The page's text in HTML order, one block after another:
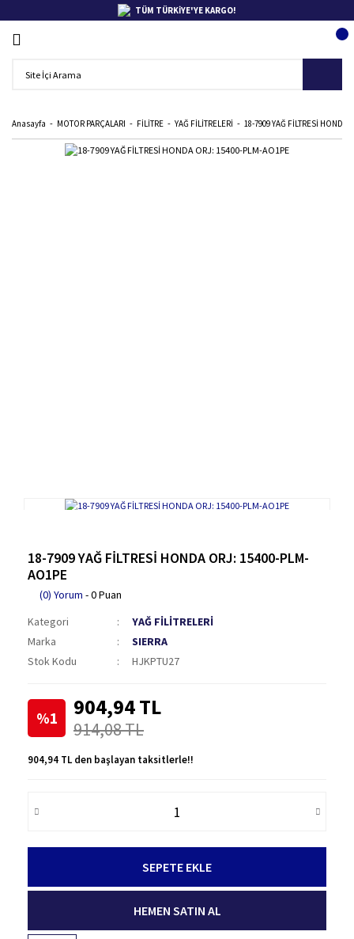
TÜM TÜRKİYE'YE KARGO!
Anasayfa MOTOR PARÇALARI FİLİTRE YAĞ FİLİTRELERİ 18-7909 YAĞ FİLTRESİ HONDA
18-7909 YAĞ FİLTRESİ HONDA ORJ: 15400-PLM-
AO1PE
(0) Yorum - 0 Puan
Kategori
YAĞ FİLİTRELERİ
Marka
SIERRA
Stok Kodu
HJKPTU27
%1 904,94 TL
914,08 TL
904,94 TL den başlayan taksitlerle!!
SEPETE EKLE
HEMEN SATIN AL